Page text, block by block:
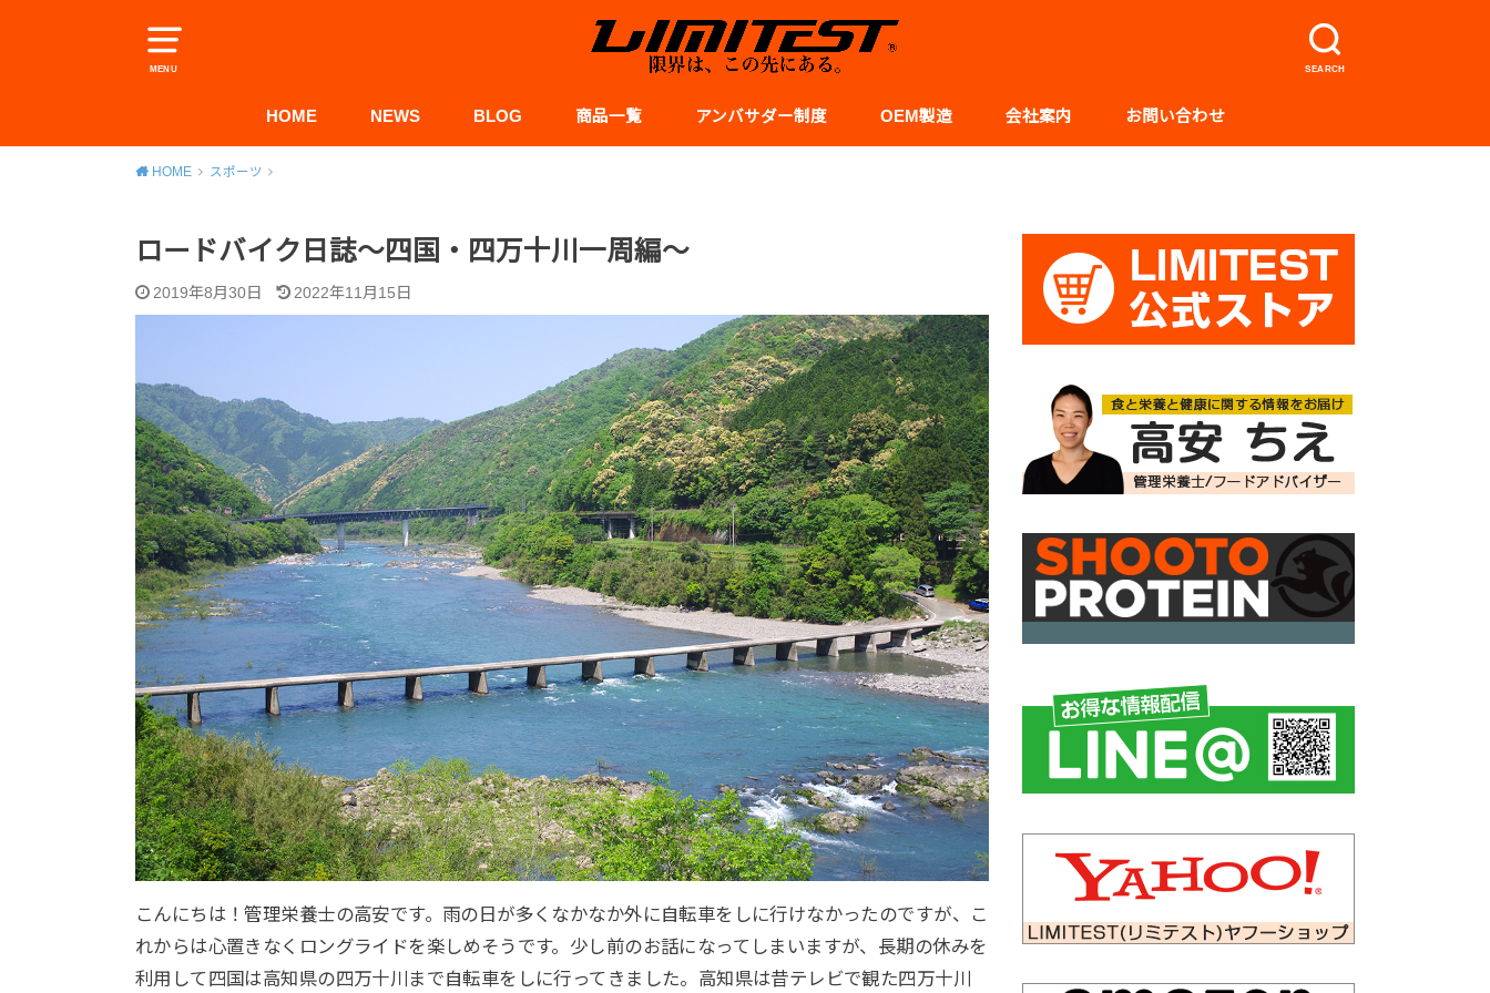
MENU SEARCH
HOME NEWS BLOG 商品一覧 アンバサダー制度 OEM製造 会社案内 お問い合わせ
HOME スポーツ
ロードバイク日誌〜四国・四万十川一周編〜
2019年8月30日 2022年11月15日
こんにちは！管理栄養士の高安です。雨の日が多くなかなか外に自転車をしに行けなかったのですが、こ
れからは心置きなくロングライドを楽しめそうです。少し前のお話になってしまいますが、長期の休みを
利用して四国は高知県の四万十川まで自転車をしに行ってきました。高知県は昔テレビで観た四万十川